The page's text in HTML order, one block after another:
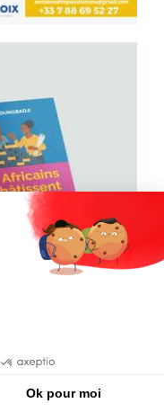
Ok pour moi